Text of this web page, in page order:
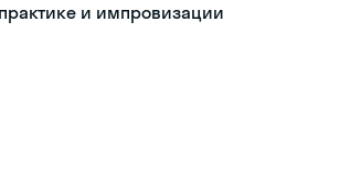
и импровизации